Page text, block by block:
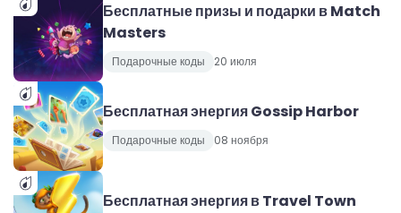
Бесплатные призы и подарки в Match
Masters
Подарочные коды 20 июля
Бесплатная энергия Gossip Harbor
Подарочные коды 08 ноября
Бесплатная энергия в Travel Town